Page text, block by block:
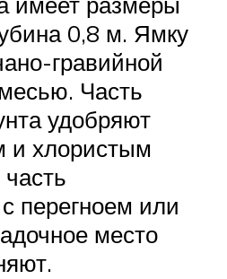
0,8 м. Ямку
гравийной
Часть
удобряют
и хлористым
перегноем или
место